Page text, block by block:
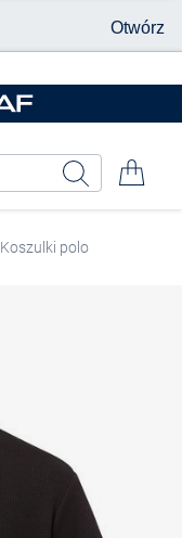
Koszulki polo
Otwórz